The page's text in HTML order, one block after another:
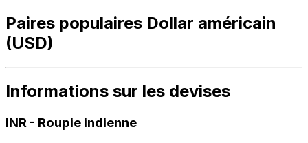
Paires populaires Dollar américain
(USD)
Informations sur les devises
INR - Roupie indienne